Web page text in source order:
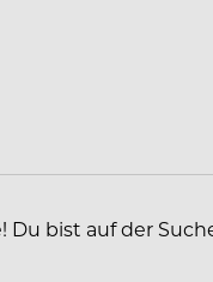
Du bist auf der